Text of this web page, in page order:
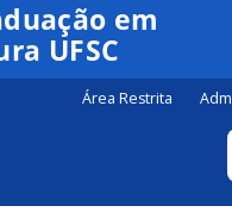
em
UFSC
Área Restrita